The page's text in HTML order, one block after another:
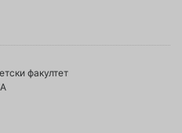
факултет